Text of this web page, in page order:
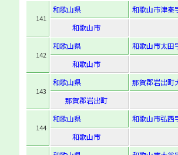
141
和歌山県
和歌山市津秦
和歌山市
142
和歌山県
和歌山市太田
和歌山市
143
和歌山県
那賀郡岩出町
那賀郡岩出町
144
和歌山県
和歌山市弘西
和歌山市